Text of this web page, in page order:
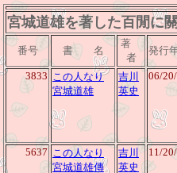
宮城道雄を著した百閒に
番号 書 名
著
者
発行
3833 この人なり
宮城道雄
吉川
英史
06/
5637 この人なり
宮城道雄傳
吉川
英史
11/